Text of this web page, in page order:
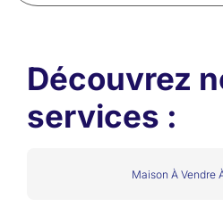
Découvrez
services :
Maison À Vendre